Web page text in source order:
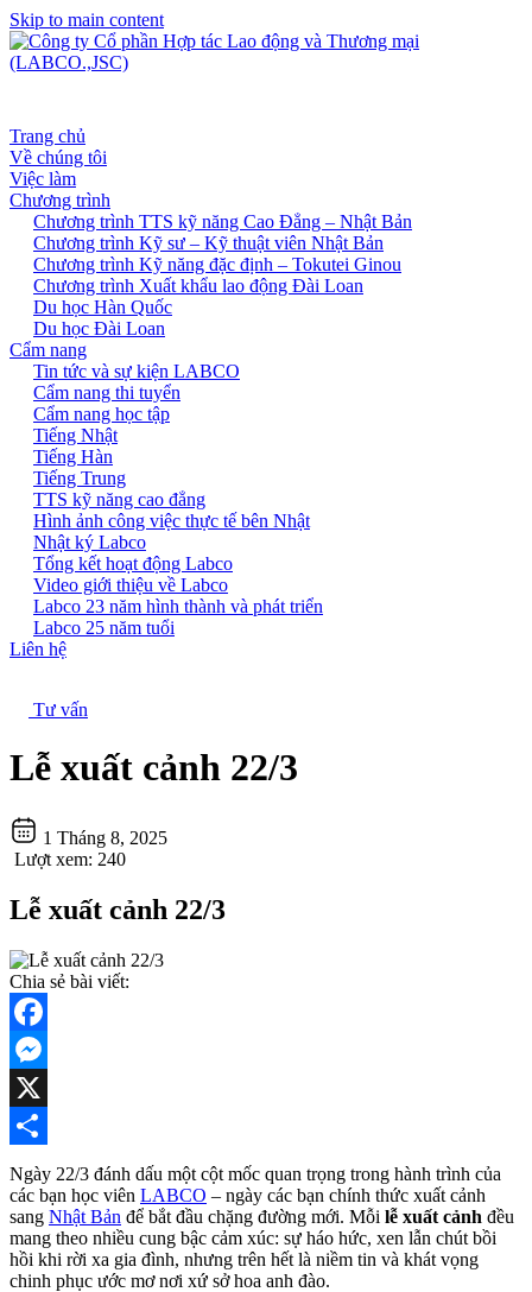
Skip to main content
Trang chủ
Về chúng tôi
Việc làm
Chương trình
Chương trình TTS kỹ năng Cao Đẳng – Nhật Bản
Chương trình Kỹ sư – Kỹ thuật viên Nhật Bản
Chương trình Kỹ năng đặc định – Tokutei Ginou
Chương trình Xuất khẩu lao động Đài Loan
Du học Hàn Quốc
Du học Đài Loan
Cẩm nang
Tin tức và sự kiện LABCO
Cẩm nang thi tuyển
Cẩm nang học tập
Tiếng Nhật
Tiếng Hàn
Tiếng Trung
TTS kỹ năng cao đẳng
Hình ảnh công việc thực tế bên Nhật
Nhật ký Labco
Tổng kết hoạt động Labco
Video giới thiệu về Labco
Labco 23 năm hình thành và phát triển
Labco 25 năm tuổi
Liên hệ
Tư vấn
Lễ xuất cảnh 22/3
1 Tháng 8, 2025
Lượt xem: 240
Lễ xuất cảnh 22/3
Chia sẻ bài viết:
Facebook
Messenger
X
Share
Ngày 22/3 đánh dấu một cột mốc quan trọng trong hành trình của
các bạn học viên LABCO – ngày các bạn chính thức xuất cảnh
sang Nhật Bản để bắt đầu chặng đường mới. Mỗi lễ xuất cảnh đều
mang theo nhiều cung bậc cảm xúc: sự háo hức, xen lẫn chút bồi
hồi khi rời xa gia đình, nhưng trên hết là niềm tin và khát vọng
chinh phục ước mơ nơi xứ sở hoa anh đào.